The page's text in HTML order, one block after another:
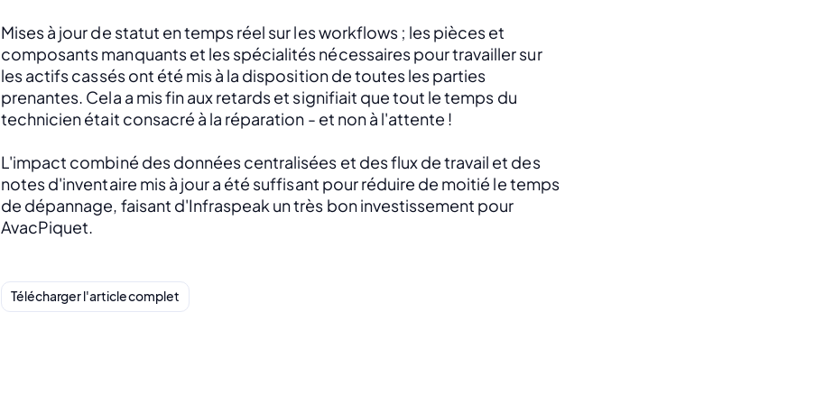
Mises à jour de statut en temps réel sur les workflows ; les pièces et
composants manquants et les spécialités nécessaires pour travailler sur
les actifs cassés ont été mis à la disposition de toutes les parties
prenantes. Cela a mis fin aux retards et signifiait que tout le temps du
technicien était consacré à la réparation - et non à l'attente !
L'impact combiné des données centralisées et des flux de travail et des
notes d'inventaire mis à jour a été suffisant pour réduire de moitié le temps
de dépannage, faisant d'Infraspeak un très bon investissement pour
AvacPiquet.
Télécharger l'article complet